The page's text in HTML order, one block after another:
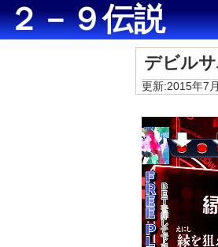
２－９伝説
デビル
更新:2015年7